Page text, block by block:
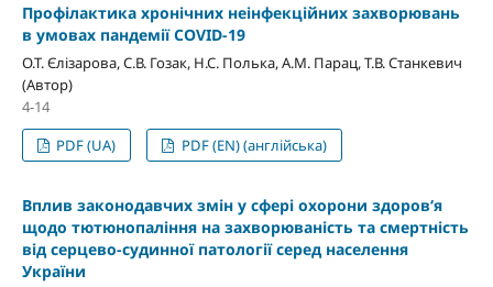
Профілактика хронічних неінфекційних захворювань
в умовах пандемії COVID-19
О.Т. Єлізарова, С.В. Гозак, Н.С. Полька, А.М. Парац, Т.В. Станкевич
(Автор)
4-14
PDF (UA)
PDF (EN) (англійська)
Вплив законодавчих змін у сфері охорони здоров‘я
щодо тютюнопаління на захворюваність та смертність
від серцево-судинної патології серед населення
України